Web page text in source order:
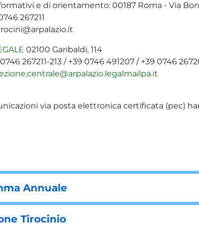
e di orientamento: 00187 Roma - Via
267211
02100 Garibaldi, 114
267211-213 / +39 0746 491207 / +39 0746
via posta elettronica certificata (pec)
Annuale
Tirocinio